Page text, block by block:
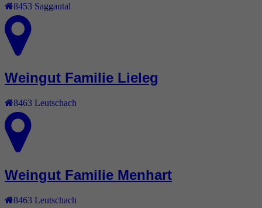
8453 Saggautal
Weingut Familie Lieleg
8463 Leutschach
Weingut Familie Menhart
8463 Leutschach